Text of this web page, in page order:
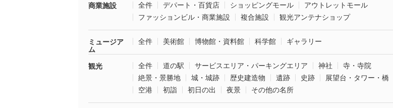
商業施設 全件 デパート・百貨店 ショッピングモール
アウトレットモール
ファッションビル・商業施設
複合施設 観光アンテナショップ
ミュージア
ム
全件 美術館 博物館・資料館 科学館 ギャラリー
観光 全件 道の駅 サービスエリア・パーキングエリア 神社
寺・寺院
絶景・景勝地
城・城跡 歴史建造物 遺跡 史跡
展望台・タワー・橋
空港
初詣 初日の出 夜景 その他の名所